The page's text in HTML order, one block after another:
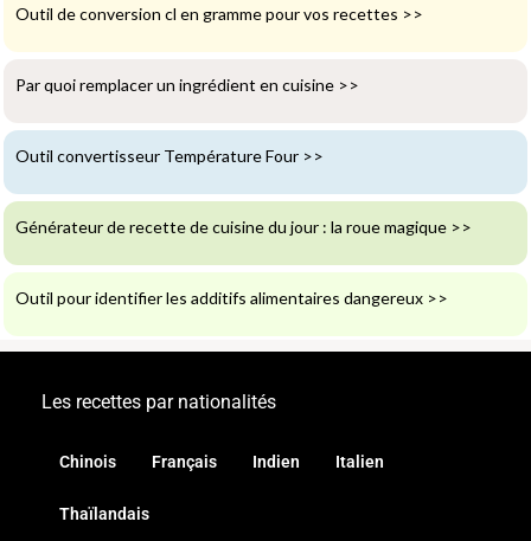
Outil de conversion cl en gramme pour vos recettes >>
Par quoi remplacer un ingrédient en cuisine >>
Outil convertisseur Température Four >>
Générateur de recette de cuisine du jour : la roue magique >>
Outil pour identifier les additifs alimentaires dangereux >>
Les recettes par nationalités
Chinois Français Indien Italien
Thaïlandais